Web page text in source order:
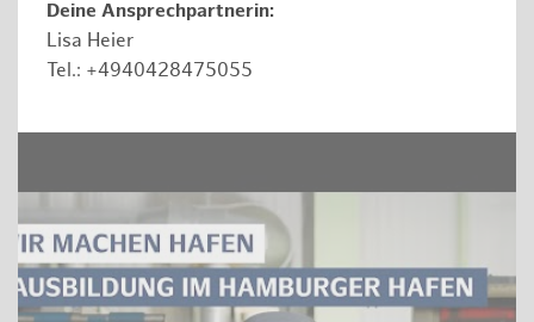
Deine Ansprechpartnerin:
Lisa Heier
Tel.: +4940428475055